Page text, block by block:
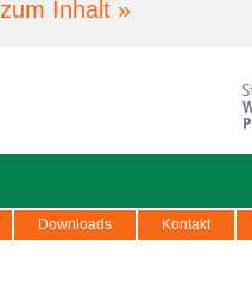
zum Inhalt »
Downloads Kontakt